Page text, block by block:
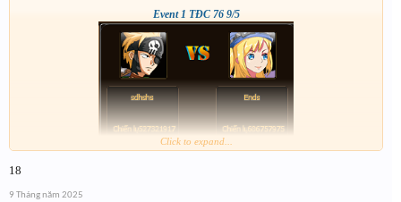
Event 1 TĐC 76 9/5
Click to expand...
18
9 Tháng năm 2025